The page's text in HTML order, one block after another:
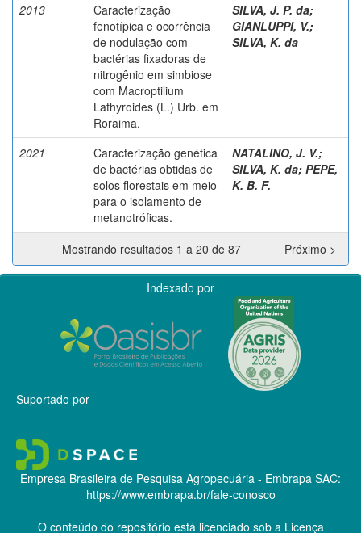
2013
Caracterização
fenotípica e ocorrência
de nodulação com
bactérias fixadoras de
nitrogênio em simbiose
com Macroptilium
Lathyroides (L.) Urb. em
Roraima.
SILVA, J. P. da;
GIANLUPPI, V.;
SILVA, K. da
2021
Caracterização genética
de bactérias obtidas de
solos florestais em meio
para o isolamento de
metanotróficas.
NATALINO, J. V.;
SILVA, K. da; PEPE,
K. B. F.
Mostrando resultados 1 a 20 de 87 Próximo >
Indexado por
Suportado por
Empresa Brasileira de Pesquisa Agropecuária - Embrapa SAC:
https://www.embrapa.br/fale-conosco
O conteúdo do repositório está licenciado sob a Licença